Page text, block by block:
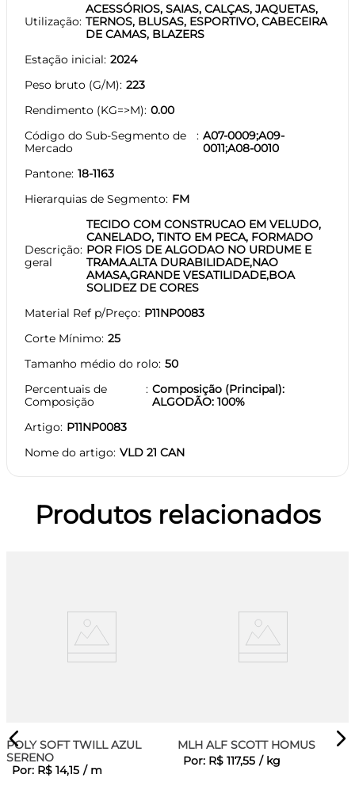
Utilização
ACESSÓRIOS, SAIAS, CALÇAS, JAQUETAS,
TERNOS, BLUSAS, ESPORTIVO, CABECEIRA
DE CAMAS, BLAZERS
Estação inicial 2024
Peso bruto (G/M) 223
Rendimento (KG=>M) 0.00
Código do Sub-Segmento de
Mercado
A07-0009;A09-
0011;A08-0010
Pantone 18-1163
Hierarquias de Segmento FM
Descrição
geral
TECIDO COM CONSTRUCAO EM VELUDO,
CANELADO, TINTO EM PECA, FORMADO
POR FIOS DE ALGODAO NO URDUME E
TRAMA.ALTA DURABILIDADE,NAO
AMASA,GRANDE VESATILIDADE,BOA
SOLIDEZ DE CORES
Material Ref p/Preço P11NP0083
Corte Mínimo 25
Tamanho médio do rolo 50
Percentuais de
Composição
Composição (Principal):
ALGODÃO: 100%
Artigo P11NP0083
Nome do artigo VLD 21 CAN
Produtos relacionados
POLY SOFT TWILL AZUL
SERENO
Por: R$ 14,15 / m
MLH ALF SCOTT HOMUS
Por: R$ 117,55 / kg